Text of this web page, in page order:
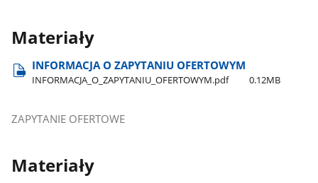
Materiały
INFORMACJA O ZAPYTANIU OFERTOWYM
INFORMACJA​_O​_ZAPYTANIU​_OFERTOWYM.pdf 0.12MB
ZAPYTANIE OFERTOWE
Materiały